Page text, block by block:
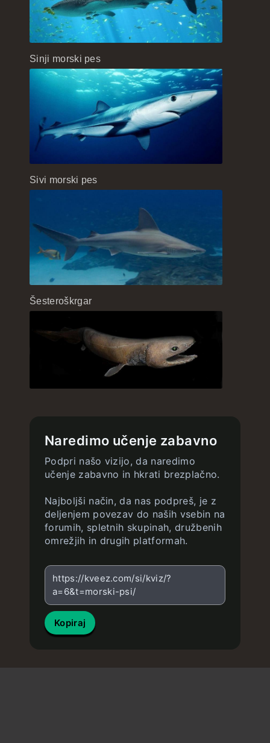
Sinji morski pes
Sivi morski pes
Šesteroškrgar
Naredimo učenje zabavno
Podpri našo vizijo, da naredimo
učenje zabavno in hkrati brezplačno.
Najboljši način, da nas podpreš, je z
deljenjem povezav do naših vsebin na
forumih, spletnih skupinah, družbenih
omrežjih in drugih platformah.
https://kveez.com/si/kviz/?
a=6&t=morski-psi/
Kopiraj